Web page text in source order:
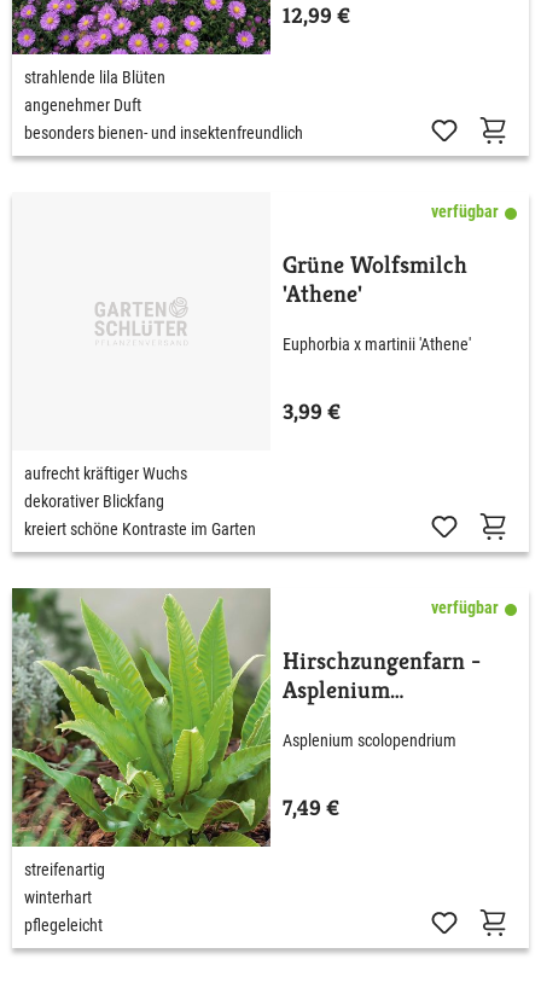
12,99 €
strahlende lila Blüten
angenehmer Duft
besonders bienen- und insektenfreundlich
verfügbar
Grüne Wolfsmilch
'Athene'
Euphorbia x martinii 'Athene'
3,99 €
aufrecht kräftiger Wuchs
dekorativer Blickfang
kreiert schöne Kontraste im Garten
verfügbar
Hirschzungenfarn -
Asplenium
Asplenium scolopendrium
7,49 €
streifenartig
winterhart
pflegeleicht